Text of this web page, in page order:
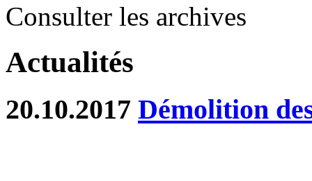
Consulter les archives
Actualités
20.10.2017 Démolition